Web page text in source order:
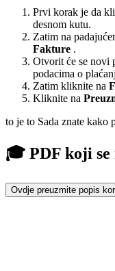
Prvi korak je da
desnom kutu.
Zatim na
Fakture .
Otvorit će se novi
podacima o
Zatim kliknite na
Kliknite na
to je to Sada znate kako
🎓 PDF koji se
Ovdje preuzmite popis